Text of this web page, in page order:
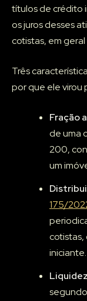
títulos de crédito
os juros desses
cotistas, em
Três
por que ele virou
Fração
de uma
200,
um
175/
cotistas,
iniciante.